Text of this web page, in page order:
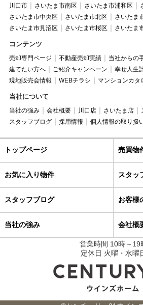
川口市 さいたま市南区 さいたま市浦和区
さいたま市中央区
さいたま市北区
さいたま
さいたま市見沼区
さいたま市桜区 さいたま
コンテンツ
売却専門ページ 不動産売却実績
当社からの
建てたい方へ
ご紹介キャンペーン
幸せ人生
現地販売会情報
WEBチラシ マンションカタ
当社について
当社の強み 会社概要 川口店 さいたま店
スタッフブログ
採用情報 個人情報の取り扱
トップページ 売買物
お気に入り物件 スタッ
スタッフブログ お客様
当社の強み 会社概
営業時間 10時～19
定休日 火曜・水曜